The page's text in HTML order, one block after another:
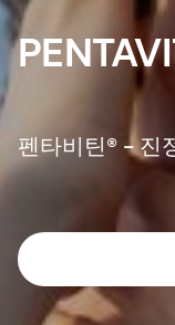
펜타비틴® - 진